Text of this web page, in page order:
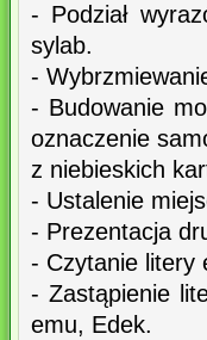
- Podział
sylab.
-
- Budowanie
oznaczenie
z niebieskich
- Ustalenie
- Prezentacja
- Czytanie litery
- Zastąpienie
emu, Edek.